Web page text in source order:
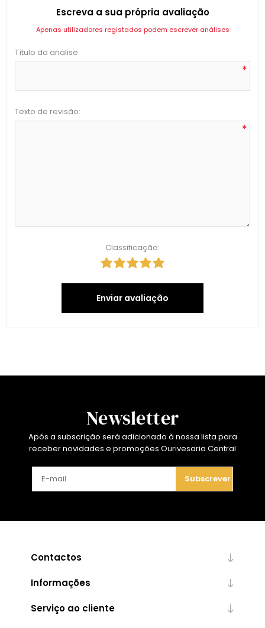
Escreva a sua própria avaliação
Apenas utilizadores registados podem escrever análises
Título da análise:
*
Texto de revisão:
*
Classificação:
Enviar avaliação
Newsletter
Após a subscrição será adicionado à nossa lista para
receber novidades e promoções Ourivesaria Central
Subscrever
Contactos
Informações
Serviço ao cliente